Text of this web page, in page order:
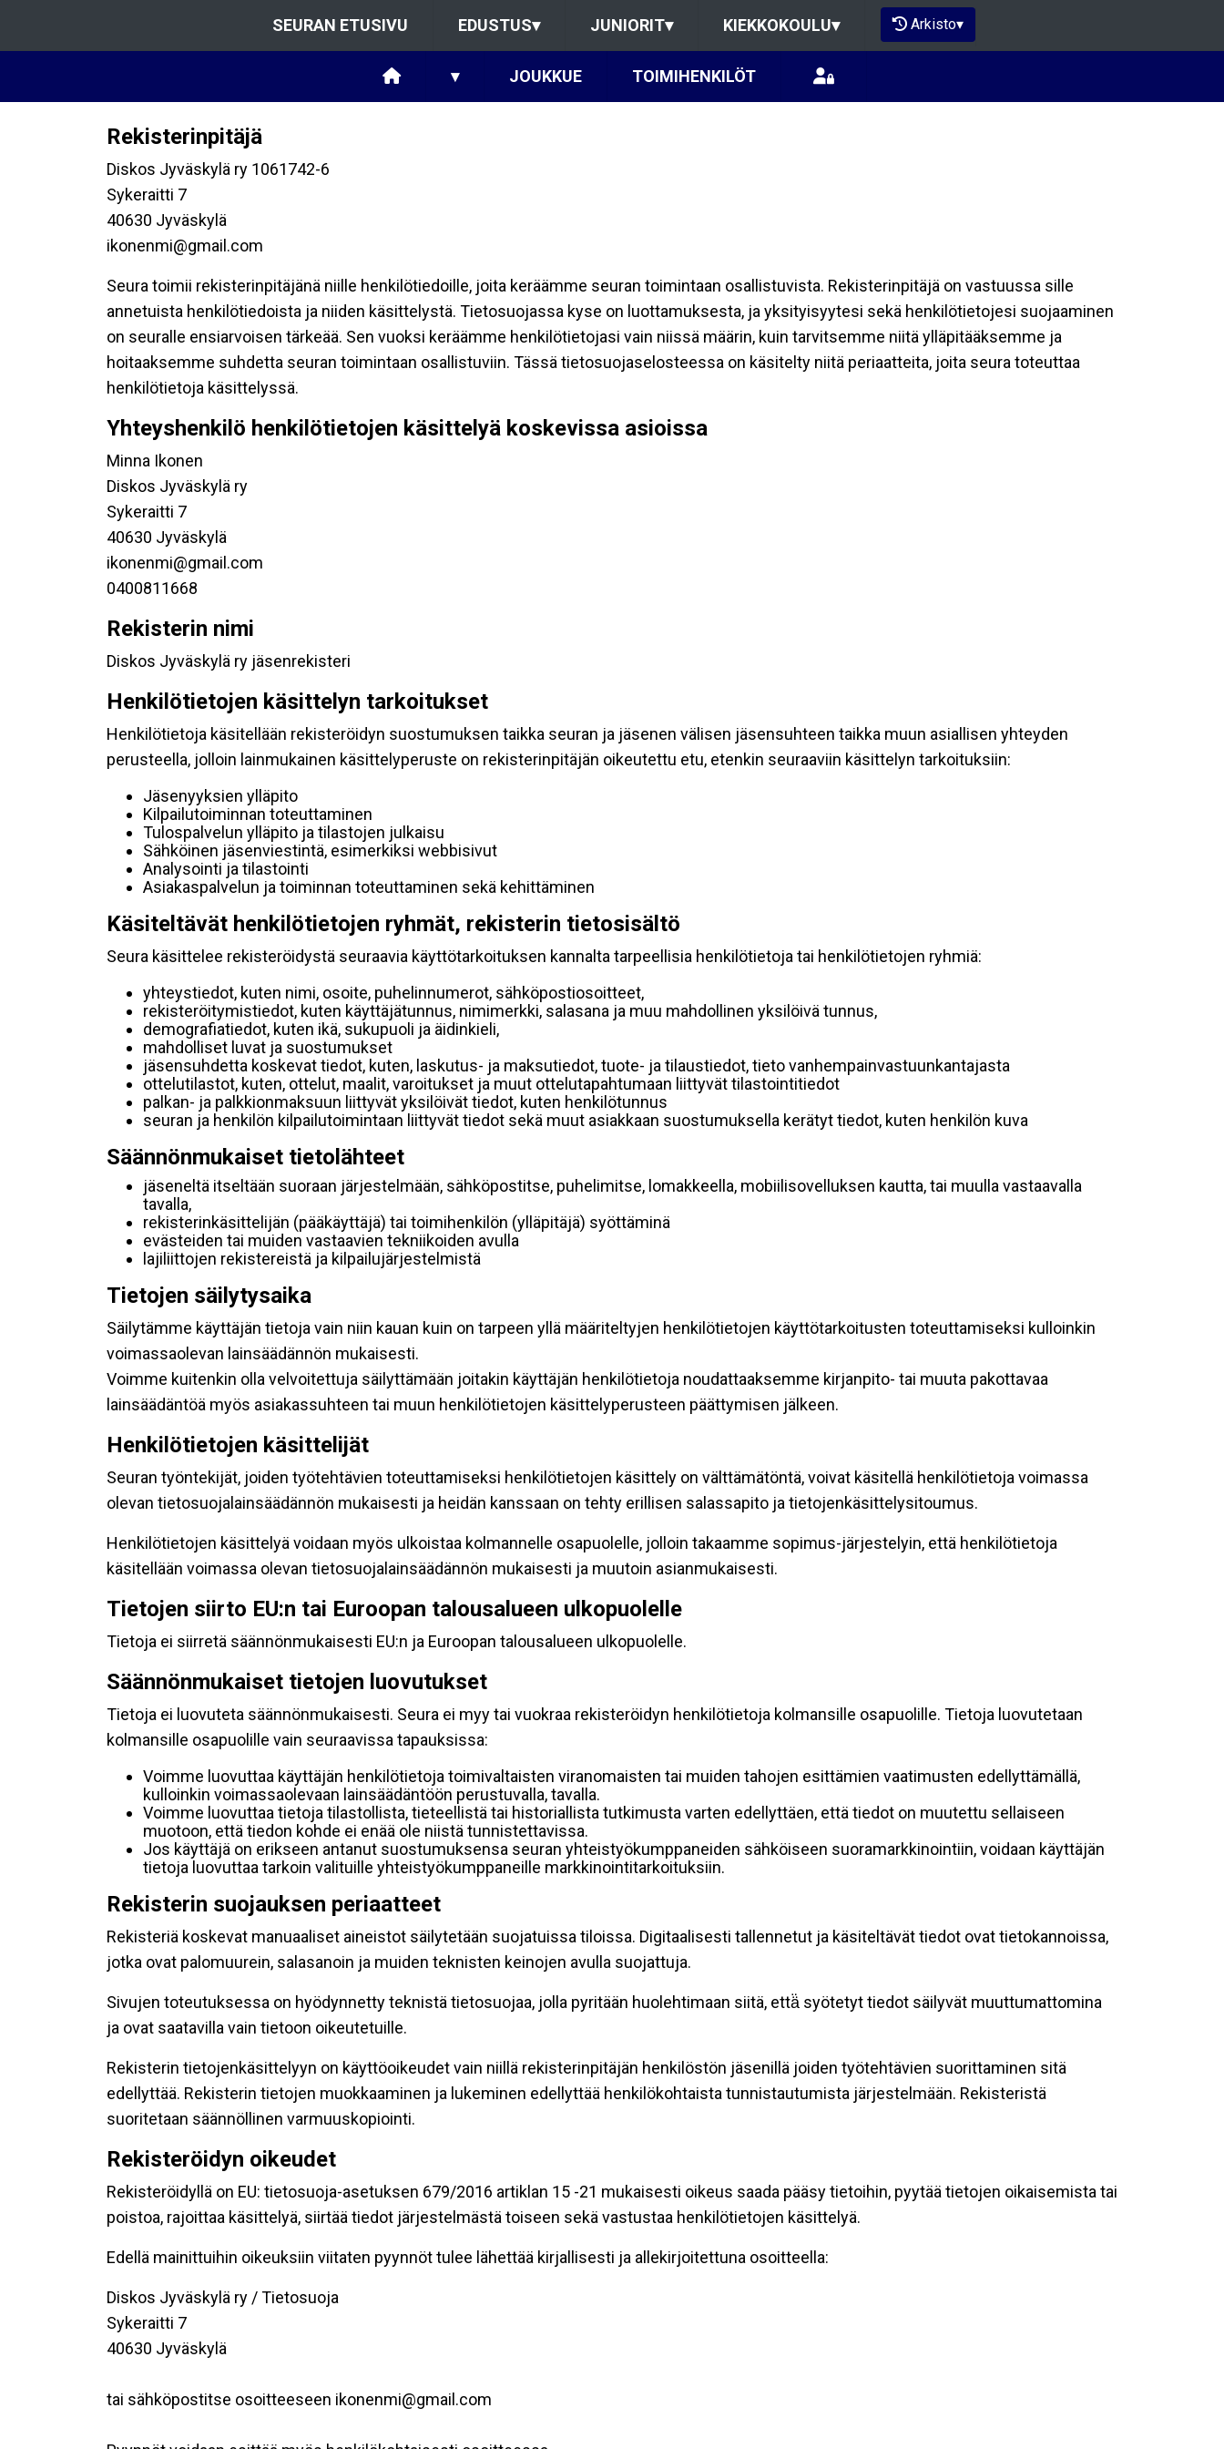
SEURAN ETUSIVU EDUSTUS▾ JUNIORIT▾ KIEKKOKOULU▾ Arkisto▾
▾ JOUKKUE TOIMIHENKILÖT
Rekisterinpitäjä
Diskos Jyväskylä ry 1061742-6
Sykeraitti 7
40630 Jyväskylä
ikonenmi@gmail.com
Seura toimii rekisterinpitäjänä niille henkilötiedoille, joita keräämme seuran toimintaan osallistuvista. Rekisterinpitäjä on vastuussa sille
annetuista henkilötiedoista ja niiden käsittelystä. Tietosuojassa kyse on luottamuksesta, ja yksityisyytesi sekä henkilötietojesi suojaaminen
on seuralle ensiarvoisen tärkeää. Sen vuoksi keräämme henkilötietojasi vain niissä määrin, kuin tarvitsemme niitä ylläpitääksemme ja
hoitaaksemme suhdetta seuran toimintaan osallistuviin. Tässä tietosuojaselosteessa on käsitelty niitä periaatteita, joita seura toteuttaa
henkilötietoja käsittelyssä.
Yhteyshenkilö henkilötietojen käsittelyä koskevissa asioissa
Minna Ikonen
Diskos Jyväskylä ry
Sykeraitti 7
40630 Jyväskylä
ikonenmi@gmail.com
0400811668
Rekisterin nimi
Diskos Jyväskylä ry jäsenrekisteri
Henkilötietojen käsittelyn tarkoitukset
Henkilötietoja käsitellään rekisteröidyn suostumuksen taikka seuran ja jäsenen välisen jäsensuhteen taikka muun asiallisen yhteyden
perusteella, jolloin lainmukainen käsittelyperuste on rekisterinpitäjän oikeutettu etu, etenkin seuraaviin käsittelyn tarkoituksiin:
Jäsenyyksien ylläpito
Kilpailutoiminnan toteuttaminen
Tulospalvelun ylläpito ja tilastojen julkaisu
Sähköinen jäsenviestintä, esimerkiksi webbisivut
Analysointi ja tilastointi
Asiakaspalvelun ja toiminnan toteuttaminen sekä kehittäminen
Käsiteltävät henkilötietojen ryhmät, rekisterin tietosisältö
Seura käsittelee rekisteröidystä seuraavia käyttötarkoituksen kannalta tarpeellisia henkilötietoja tai henkilötietojen ryhmiä:
yhteystiedot, kuten nimi, osoite, puhelinnumerot, sähköpostiosoitteet,
rekisteröitymistiedot, kuten käyttäjätunnus, nimimerkki, salasana ja muu mahdollinen yksilöivä tunnus,
demografiatiedot, kuten ikä, sukupuoli ja äidinkieli,
mahdolliset luvat ja suostumukset
jäsensuhdetta koskevat tiedot, kuten, laskutus- ja maksutiedot, tuote- ja tilaustiedot, tieto vanhempainvastuunkantajasta
ottelutilastot, kuten, ottelut, maalit, varoitukset ja muut ottelutapahtumaan liittyvät tilastointitiedot
palkan- ja palkkionmaksuun liittyvät yksilöivät tiedot, kuten henkilötunnus
seuran ja henkilön kilpailutoimintaan liittyvät tiedot sekä muut asiakkaan suostumuksella kerätyt tiedot, kuten henkilön kuva
Säännönmukaiset tietolähteet
jäseneltä itseltään suoraan järjestelmään, sähköpostitse, puhelimitse, lomakkeella, mobiilisovelluksen kautta, tai muulla vastaavalla
tavalla,
rekisterinkäsittelijän (pääkäyttäjä) tai toimihenkilön (ylläpitäjä) syöttäminä
evästeiden tai muiden vastaavien tekniikoiden avulla
lajiliittojen rekistereistä ja kilpailujärjestelmistä
Tietojen säilytysaika
Säilytämme käyttäjän tietoja vain niin kauan kuin on tarpeen yllä määriteltyjen henkilötietojen käyttötarkoitusten toteuttamiseksi kulloinkin
voimassaolevan lainsäädännön mukaisesti.
Voimme kuitenkin olla velvoitettuja säilyttämään joitakin käyttäjän henkilötietoja noudattaaksemme kirjanpito- tai muuta pakottavaa
lainsäädäntöä myös asiakassuhteen tai muun henkilötietojen käsittelyperusteen päättymisen jälkeen.
Henkilötietojen käsittelijät
Seuran työntekijät, joiden työtehtävien toteuttamiseksi henkilötietojen käsittely on välttämätöntä, voivat käsitellä henkilötietoja voimassa
olevan tietosuojalainsäädännön mukaisesti ja heidän kanssaan on tehty erillisen salassapito ja tietojenkäsittelysitoumus.
Henkilötietojen käsittelyä voidaan myös ulkoistaa kolmannelle osapuolelle, jolloin takaamme sopimus-järjestelyin, että henkilötietoja
käsitellään voimassa olevan tietosuojalainsäädännön mukaisesti ja muutoin asianmukaisesti.
Tietojen siirto EU:n tai Euroopan talousalueen ulkopuolelle
Tietoja ei siirretä säännönmukaisesti EU:n ja Euroopan talousalueen ulkopuolelle.
Säännönmukaiset tietojen luovutukset
Tietoja ei luovuteta säännönmukaisesti. Seura ei myy tai vuokraa rekisteröidyn henkilötietoja kolmansille osapuolille. Tietoja luovutetaan
kolmansille osapuolille vain seuraavissa tapauksissa:
Voimme luovuttaa käyttäjän henkilötietoja toimivaltaisten viranomaisten tai muiden tahojen esittämien vaatimusten edellyttämällä,
kulloinkin voimassaolevaan lainsäädäntöön perustuvalla, tavalla.
Voimme luovuttaa tietoja tilastollista, tieteellistä tai historiallista tutkimusta varten edellyttäen, että tiedot on muutettu sellaiseen
muotoon, että tiedon kohde ei enää ole niistä tunnistettavissa.
Jos käyttäjä on erikseen antanut suostumuksensa seuran yhteistyökumppaneiden sähköiseen suoramarkkinointiin, voidaan käyttäjän
tietoja luovuttaa tarkoin valituille yhteistyökumppaneille markkinointitarkoituksiin.
Rekisterin suojauksen periaatteet
Rekisteriä koskevat manuaaliset aineistot säilytetään suojatuissa tiloissa. Digitaalisesti tallennetut ja käsiteltävät tiedot ovat tietokannoissa,
jotka ovat palomuurein, salasanoin ja muiden teknisten keinojen avulla suojattuja.
Sivujen toteutuksessa on hyödynnetty teknistä tietosuojaa, jolla pyritään huolehtimaan siitä, että̈ syötetyt tiedot säilyvät muuttumattomina
ja ovat saatavilla vain tietoon oikeutetuille.
Rekisterin tietojenkäsittelyyn on käyttöoikeudet vain niillä rekisterinpitäjän henkilöstön jäsenillä joiden työtehtävien suorittaminen sitä
edellyttää. Rekisterin tietojen muokkaaminen ja lukeminen edellyttää henkilökohtaista tunnistautumista järjestelmään. Rekisteristä
suoritetaan säännöllinen varmuuskopiointi.
Rekisteröidyn oikeudet
Rekisteröidyllä on EU: tietosuoja-asetuksen 679/2016 artiklan 15 -21 mukaisesti oikeus saada pääsy tietoihin, pyytää tietojen oikaisemista tai
poistoa, rajoittaa käsittelyä, siirtää tiedot järjestelmästä toiseen sekä vastustaa henkilötietojen käsittelyä.
Edellä mainittuihin oikeuksiin viitaten pyynnöt tulee lähettää kirjallisesti ja allekirjoitettuna osoitteella:
Diskos Jyväskylä ry / Tietosuoja
Sykeraitti 7
40630 Jyväskylä
tai sähköpostitse osoitteeseen ikonenmi@gmail.com